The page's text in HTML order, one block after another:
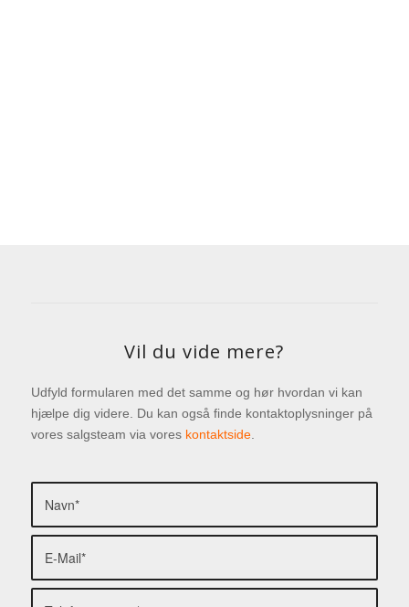
Vil du vide mere?
Udfyld formularen med det samme og hør hvordan vi kan
hjælpe dig videre. Du kan også finde kontaktoplysninger på
vores salgsteam via vores kontaktside.